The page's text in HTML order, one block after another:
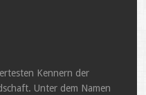
Kennern der
Unter dem Namen